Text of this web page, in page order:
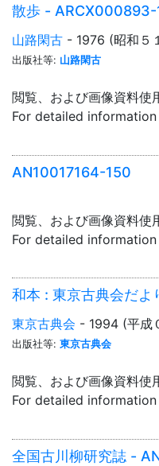
散歩 - ARCX000893-
山路閑古 - 1976 (昭和５
出版社等: 山路閑古
閲覧、および画像資料使
For detailed
AN10017164-150
閲覧、および画像資料使
For detailed
和本 : 東京古典会だ
東京古典会 - 1994 (平成
出版社等: 東京古典会
閲覧、および画像資料使
For detailed
全国古川柳研究誌 -